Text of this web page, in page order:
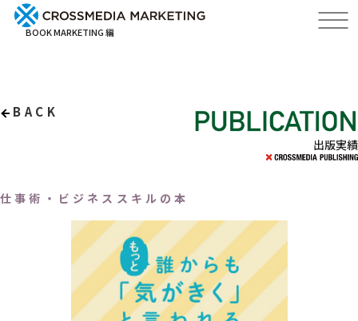
BOOK MARKETING 編
BACK
出版実績
仕事術・ビジネススキルの本